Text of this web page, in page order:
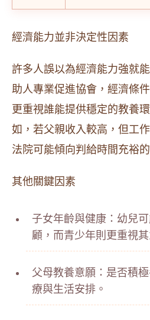
經濟能力並非決定性因素
許多人誤以為經濟能力強就
助人專業促進協會，經濟條
更重視誰能提供穩定的教養
如，若父親收入較高，但工
法院可能傾向判給時間充裕的
其他關鍵因素
子女年齡與健康：幼兒
顧，而青少年則更重視其
父母教養意願：是否積
療與生活安排。